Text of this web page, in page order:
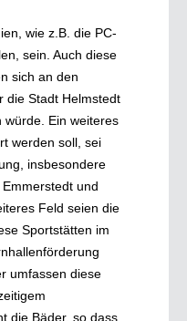
wie z.B. die PC-
sein. Auch diese
sich an den
die Stadt Helmstedt
würde. Ein weiteres
werden soll, sei
insbesondere
und
Feld seien die
Sportstätten im
umfassen diese
die Bäder, so dass